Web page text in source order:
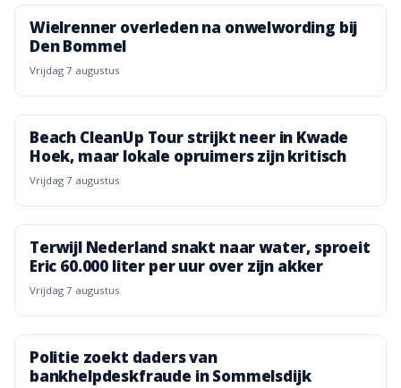
Wielrenner overleden na onwelwording bij
Den Bommel
vrijdag 7 augustus
Beach CleanUp Tour strijkt neer in Kwade
Hoek, maar lokale opruimers zijn kritisch
vrijdag 7 augustus
Terwijl Nederland snakt naar water, sproeit
Eric 60.000 liter per uur over zijn akker
vrijdag 7 augustus
Politie zoekt daders van
bankhelpdeskfraude in Sommelsdijk